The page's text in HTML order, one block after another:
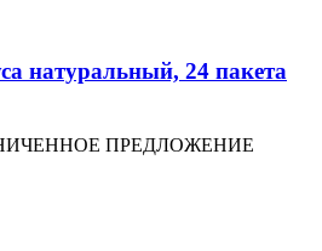
натуральный, 24 пакета
ПРЕДЛОЖЕНИЕ